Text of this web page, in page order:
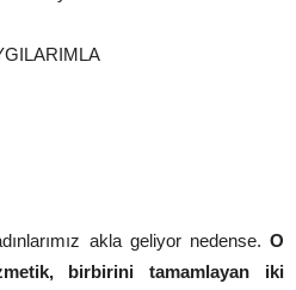
akla geliyor nedense. O
birbirini tamamlayan iki